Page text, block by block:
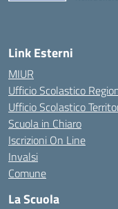
Link Esterni
MIUR
Ufficio Scolastico
Ufficio Scolastico
Scuola in Chiaro
Iscrizioni On Line
Invalsi
Comune
La Scuola